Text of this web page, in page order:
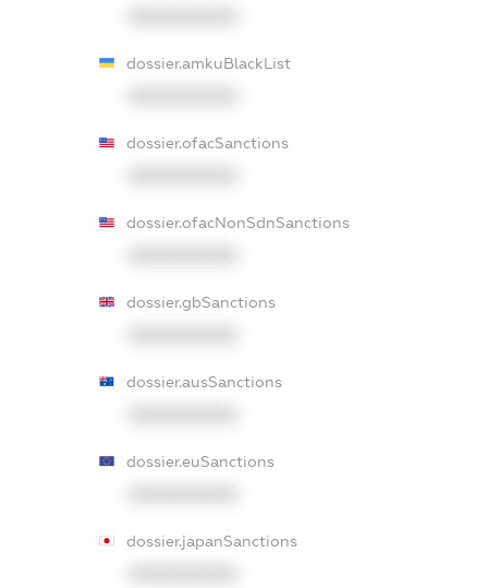
dossier.amkuBlackList
dossier.ofacSanctions
dossier.ofacNonSdnSanctions
dossier.gbSanctions
dossier.ausSanctions
dossier.euSanctions
dossier.japanSanctions